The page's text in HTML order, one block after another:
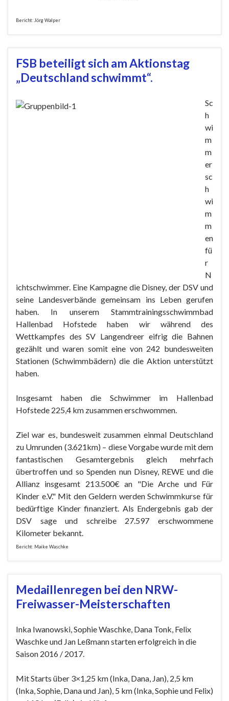
Bericht: Jörg Walper
FSB beteiligt sich am Aktionstag
„Deutschland schwimmt“.
Sc
h
wi
m
m
er
sc
h
wi
m
m
en
fü
r
N
ichtschwimmer. Eine Kampagne die Disney, der DSV und
seine Landesverbände gemeinsam ins Leben gerufen
haben. In unserem Stammtrainingsschwimmbad
Hallenbad Hofstede haben wir während des
Wettkampfes des SV Langendreer eifrig die Bahnen
gezählt und waren somit eine von 242 bundesweiten
Stationen (Schwimmbädern) die die Aktion unterstützt
haben.
Insgesamt haben die Schwimmer im Hallenbad
Hofstede 225,4 km zusammen erschwommen.
Ziel war es, bundesweit zusammen einmal Deutschland
zu Umrunden (3.621km) – diese Vorgabe wurde mit dem
fantastischen Gesamtergebnis gleich mehrfach
übertroffen und so Spenden nun Disney, REWE und die
Allianz insgesamt 213.500€ an "Die Arche und Für
Kinder e.V." Mit den Geldern werden Schwimmkurse für
bedürftige Kinder finanziert. Als Endergebnis gab der
DSV sage und schreibe 27.597 erschwommene
Kilometer bekannt.
Bericht: Maike Waschke
Medaillenregen bei den NRW-
Freiwasser-Meisterschaften
Inka Iwanowski, Sophie Waschke, Dana Tonk, Felix
Waschke und Jan Leßmann starten erfolgreich in die
Saison 2016 / 2017.
Mit Starts über 3×1,25 km (Inka, Dana, Jan), 2,5 km
(Inka, Sophie, Dana und Jan), 5 km (Inka, Sophie und Felix)